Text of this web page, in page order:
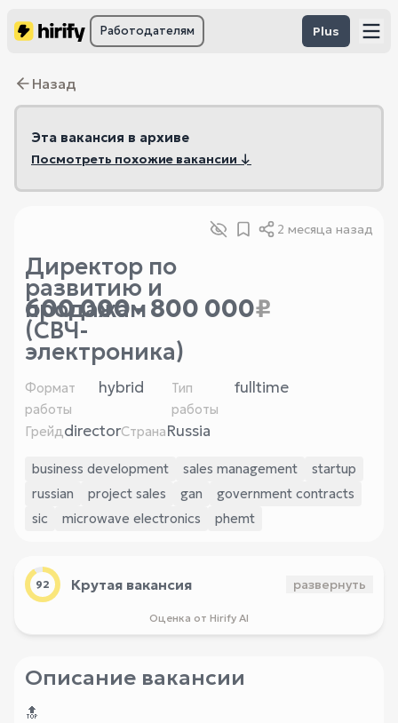
Работодателям Plus
Назад
Эта вакансия в архиве
Посмотреть похожие вакансии ↓
2 месяца назад
Директор по
развитию и
продажам
(СВЧ-
электроника)
600 000 - 800 000₽
Формат
работы
hybrid
Тип
работы
fulltime
ГрейдdirectorСтранаRussia
business development sales management
startup
russian
project sales gan
government contracts
sic
microwave electronics phemt
92 Крутая вакансия развернуть
Оценка от Hirify AI
Описание вакансии
🔝